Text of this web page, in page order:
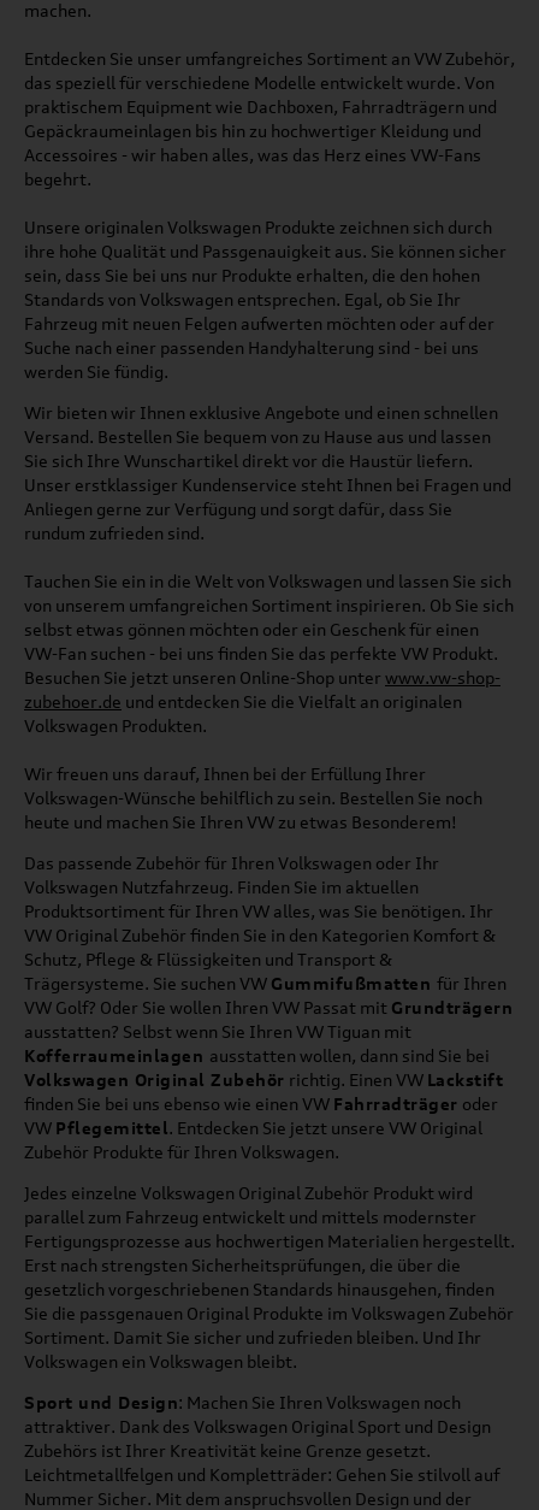
machen.
Entdecken Sie unser umfangreiches Sortiment an VW Zubehör,
das speziell für verschiedene Modelle entwickelt wurde. Von
praktischem Equipment wie Dachboxen, Fahrradträgern und
Gepäckraumeinlagen bis hin zu hochwertiger Kleidung und
Accessoires - wir haben alles, was das Herz eines VW-Fans
begehrt.
Unsere originalen Volkswagen Produkte zeichnen sich durch
ihre hohe Qualität und Passgenauigkeit aus. Sie können sicher
sein, dass Sie bei uns nur Produkte erhalten, die den hohen
Standards von Volkswagen entsprechen. Egal, ob Sie Ihr
Fahrzeug mit neuen Felgen aufwerten möchten oder auf der
Suche nach einer passenden Handyhalterung sind - bei uns
werden Sie fündig.
Wir bieten wir Ihnen exklusive Angebote und einen schnellen
Versand. Bestellen Sie bequem von zu Hause aus und lassen
Sie sich Ihre Wunschartikel direkt vor die Haustür liefern.
Unser erstklassiger Kundenservice steht Ihnen bei Fragen und
Anliegen gerne zur Verfügung und sorgt dafür, dass Sie
rundum zufrieden sind.
Tauchen Sie ein in die Welt von Volkswagen und lassen Sie sich
von unserem umfangreichen Sortiment inspirieren. Ob Sie sich
selbst etwas gönnen möchten oder ein Geschenk für einen
VW-Fan suchen - bei uns finden Sie das perfekte VW Produkt.
Besuchen Sie jetzt unseren Online-Shop unter www.vw-shop-
zubehoer.de und entdecken Sie die Vielfalt an originalen
Volkswagen Produkten.
Wir freuen uns darauf, Ihnen bei der Erfüllung Ihrer
Volkswagen-Wünsche behilflich zu sein. Bestellen Sie noch
heute und machen Sie Ihren VW zu etwas Besonderem!
Das passende Zubehör für Ihren Volkswagen oder Ihr
Volkswagen Nutzfahrzeug. Finden Sie im aktuellen
Produktsortiment für Ihren VW alles, was Sie benötigen. Ihr
VW Original Zubehör finden Sie in den Kategorien Komfort &
Schutz, Pflege & Flüssigkeiten und Transport &
Trägersysteme. Sie suchen VW Gummifußmatten für Ihren
VW Golf? Oder Sie wollen Ihren VW Passat mit Grundträgern
ausstatten? Selbst wenn Sie Ihren VW Tiguan mit
Kofferraumeinlagen ausstatten wollen, dann sind Sie bei
Volkswagen Original Zubehör richtig. Einen VW Lackstift
finden Sie bei uns ebenso wie einen VW Fahrradträger oder
VW Pflegemittel. Entdecken Sie jetzt unsere VW Original
Zubehör Produkte für Ihren Volkswagen.
Jedes einzelne Volkswagen Original Zubehör Produkt wird
parallel zum Fahrzeug entwickelt und mittels modernster
Fertigungsprozesse aus hochwertigen Materialien hergestellt.
Erst nach strengsten Sicherheitsprüfungen, die über die
gesetzlich vorgeschriebenen Standards hinausgehen, finden
Sie die passgenauen Original Produkte im Volkswagen Zubehör
Sortiment. Damit Sie sicher und zufrieden bleiben. Und Ihr
Volkswagen ein Volkswagen bleibt.
Sport und Design: Machen Sie Ihren Volkswagen noch
attraktiver. Dank des Volkswagen Original Sport und Design
Zubehörs ist Ihrer Kreativität keine Grenze gesetzt.
Leichtmetallfelgen und Kompletträder: Gehen Sie stilvoll auf
Nummer Sicher. Mit dem anspruchsvollen Design und der